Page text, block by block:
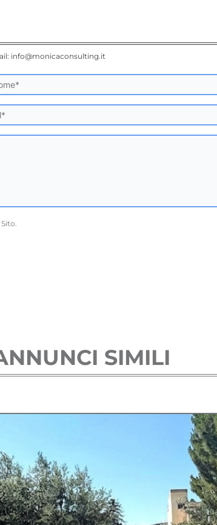
info@monicaconsulting.it
SIMILI